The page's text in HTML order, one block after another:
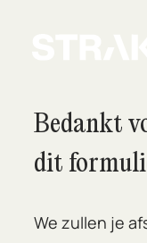
Bedankt
dit
We zullen je